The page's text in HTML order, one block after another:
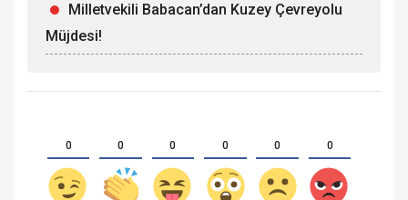
Milletvekili Babacan’dan Kuzey Çevreyolu
Müjdesi!
0 0 0 0 0 0